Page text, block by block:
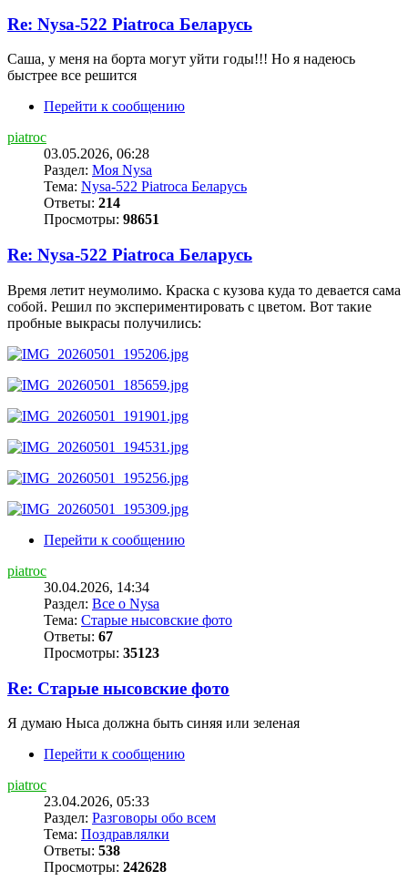
Re: Nysa-522 Piatroca Беларусь
Саша, у меня на борта могут уйти годы!!! Но я надеюсь
быстрее все решится
Перейти к сообщению
piatroc
03.05.2026, 06:28
Раздел: Моя Nysa
Тема: Nysa-522 Piatroca Беларусь
Ответы: 214
Просмотры: 98651
Re: Nysa-522 Piatroca Беларусь
Время летит неумолимо. Краска с кузова куда то девается сама
собой. Решил по экспериментировать с цветом. Вот такие
пробные выкрасы получились:
Перейти к сообщению
piatroc
30.04.2026, 14:34
Раздел: Все о Nysa
Тема: Старые нысовские фото
Ответы: 67
Просмотры: 35123
Re: Старые нысовские фото
Я думаю Ныса должна быть синяя или зеленая
Перейти к сообщению
piatroc
23.04.2026, 05:33
Раздел: Разговоры обо всем
Тема: Поздравлялки
Ответы: 538
Просмотры: 242628